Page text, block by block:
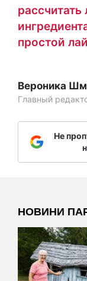
простой
Вероника
Главный
Не